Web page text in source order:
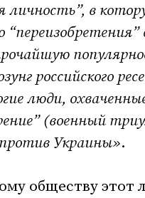
личность”, в
российского
люди,
(военный
Украины».
обществу этот